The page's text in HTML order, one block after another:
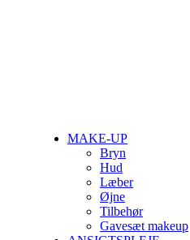
MAKE-UP
Bryn
Hud
Læber
Øjne
Tilbehør
Gavesæt makeup